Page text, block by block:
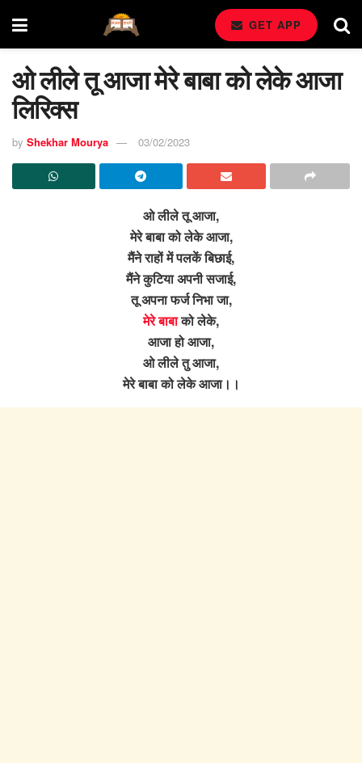
GET APP
ओ लीले तू आजा मेरे बाबा को लेके आजा
लिरिक्स
by Shekhar Mourya 03/02/2023
ओ लीले तू आजा,
मेरे बाबा को लेके आजा,
मैंने राहों में पलकें बिछाई,
मैंने कुटिया अपनी सजाई,
तू अपना फर्ज निभा जा,
मेरे बाबाको लेके,
आजा हो आजा,
ओ लीले तु आजा,
मेरे बाबा को लेके आजा।।